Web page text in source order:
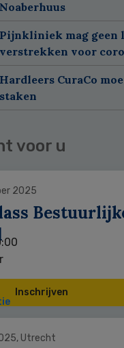
Noaberhuus
Pijnkliniek mag geen
verstrekken voor
Hardleers CuraCo
staken
voor u
2025
Inschrijven
Utrecht